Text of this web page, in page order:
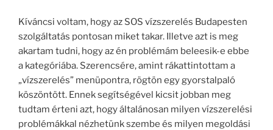
Kíváncsi voltam, hogy az SOS vízszerelés Budapesten
szolgáltatás pontosan miket takar. Illetve azt is meg
akartam tudni, hogy az én problémám beleesik-e ebbe
a kategóriába. Szerencsére, amint rákattintottam a
„vízszerelés” menüpontra, rögtön egy gyorstalpaló
köszöntött. Ennek segítségével kicsit jobban meg
tudtam érteni azt, hogy általánosan milyen vízszerelési
problémákkal nézhetünk szembe és milyen megoldási